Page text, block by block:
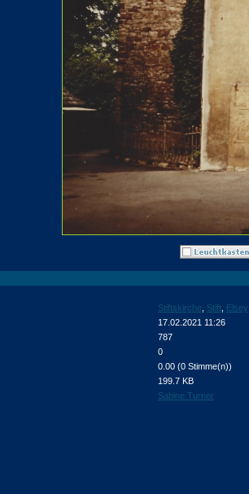
Stiftskirche Stift Elsey
17.02.2021 11:26
787
0
0.00 (0 Stimme(n))
199.7 KB
Sabine Turner